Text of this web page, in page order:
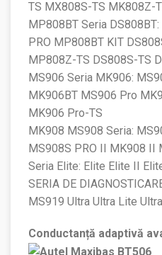
TS MX808S-TS MK808Z-
MP808BT Seria
PRO MP808BT KIT
MP808Z-TS DS808S-TS
MS906 Seria MK906:
MK906BT MS906 Pro
MK906 Pro-TS
MK908 MS908 Seria:
MS908S PRO II MK908 II
Seria Elite: Elite Elite II
SERIA DE
MS919 Ultra Ultra Lite
Conductanță adaptivă